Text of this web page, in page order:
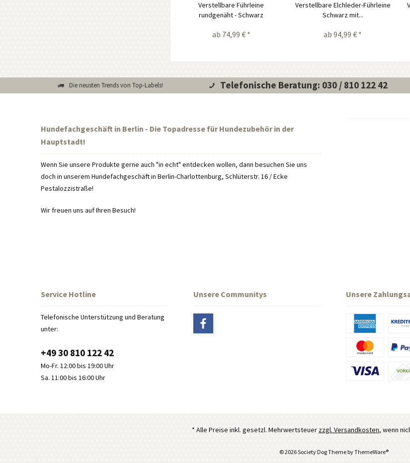
Verstellbare Führleine
rundgenäht - Schwarz
ab 74,99 € *
Verstellbare Elchleder-Führleine
Schwarz mit...
ab 94,99 € *
Die neusten Trends von Top-Labels! Telefonische Beratung: 030 / 810 122 42
Hundefachgeschäft in Berlin - Die Topadresse für Hundezubehör in der
Hauptstadt!
Wenn Sie unsere Produkte gerne auch "in echt" entdecken wollen, dann besuchen Sie uns
doch in unserem Hundefachgeschäft in Berlin-Charlottenburg, Schlüterstr. 16 / Ecke
Pestalozzistraße!
Wir freuen uns auf Ihren Besuch!
Service Hotline
Telefonische Unterstützung und Beratung
unter:
+49 30 810 122 42
Mo-Fr. 12:00 bis 19:00 Uhr
Sa. 11:00 bis 16:00 Uhr
Unsere Communitys Unsere
* Alle Preise inkl. gesetzl. Mehrwertsteuer zzgl. Versandkosten, wenn
© 2026 Society Dog Theme byThemeWare®